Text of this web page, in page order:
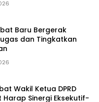
Baru Bergerak
dan Tingkatkan
Wakil Ketua DPRD
Harap Sinergi Eksekutif-